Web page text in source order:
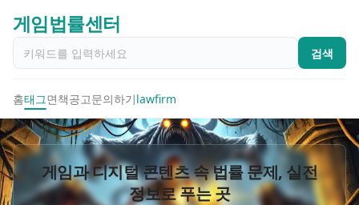
게임법률센터
검색
홈태그면책공고문의하기lawfirm
게임과 디지털 콘텐츠 속 법률 문제, 실전
정보로 푸는 곳